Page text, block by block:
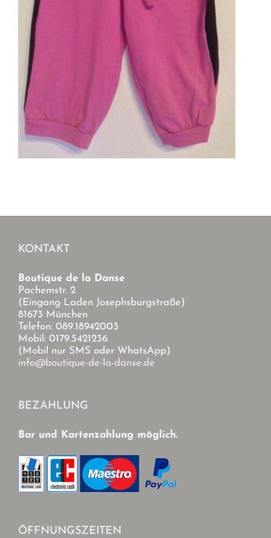
KONTAKT
Boutique de la Danse
Pachemstr. 2
(Eingang Laden Josephsburgstraße)
81673 München
Telefon: 089.18942003
Mobil: 0179.5421236
(Mobil nur SMS oder WhatsApp)
info@boutique-de-la-danse.de
BEZAHLUNG
Bar und Kartenzahlung möglich.
ÖFFNUNGSZEITEN